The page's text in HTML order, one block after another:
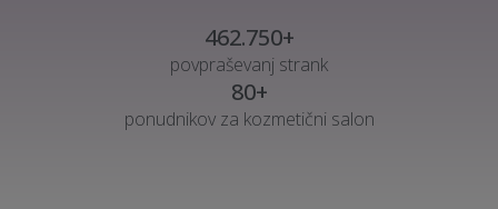
462.750+
povpraševanj strank
80+
ponudnikov za kozmetični salon